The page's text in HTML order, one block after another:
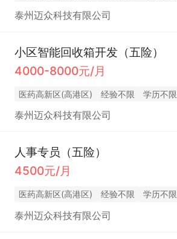
泰州迈众科技有限公司
小区智能回收箱开发（五险）
4000-8000元/月
医药高新区(高港区) 经验不限 学历不限
泰州迈众科技有限公司
人事专员（五险）
4500元/月
医药高新区(高港区) 经验不限 学历不限
泰州迈众科技有限公司